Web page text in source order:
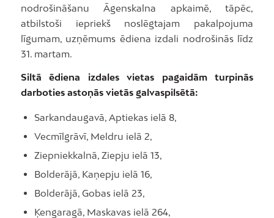
nodrošināšanu Āgenskalna apkaimē, tāpēc,
atbilstoši iepriekš noslēgtajam pakalpojuma
līgumam, uzņēmums ēdiena izdali nodrošinās līdz
31. martam.
Siltā ēdiena izdales vietas pagaidām turpinās
darboties astoņās vietās galvaspilsētā:
Sarkandaugavā, Aptiekas ielā 8,
Vecmīlgrāvī, Meldru ielā 2,
Ziepniekkalnā, Ziepju ielā 13,
Bolderājā, Kaņepju ielā 16,
Bolderājā, Gobas ielā 23,
Ķengaragā, Maskavas ielā 264,